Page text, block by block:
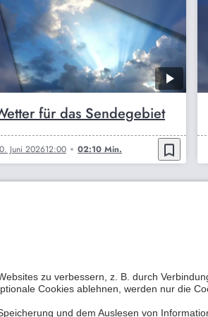
für das Sendegebiet
Juni 202612:00 02:10 Min. bookmark_border